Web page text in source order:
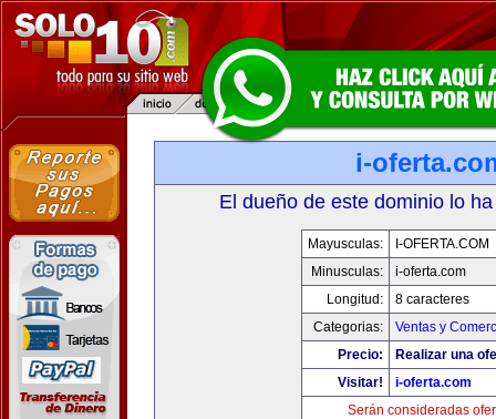
i-
El dueño de este dominio lo
Mayusculas:
I-OFERTA.COM
Minusculas:
i-oferta.com
Longitud:
8 caracteres
Categorias:
Ventas y
Precio:
Realizar una
Visitar!
i-oferta.com
Serán consideradas